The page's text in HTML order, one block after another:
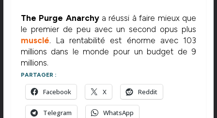
The Purge Anarchya réussi à faire mieux que
le premier de peu avec un second opus plus
musclé. La rentabilité est énorme avec 103
millions dans le monde pour un budget de 9
millions.
PARTAGER :
Facebook X Reddit
Telegram WhatsApp